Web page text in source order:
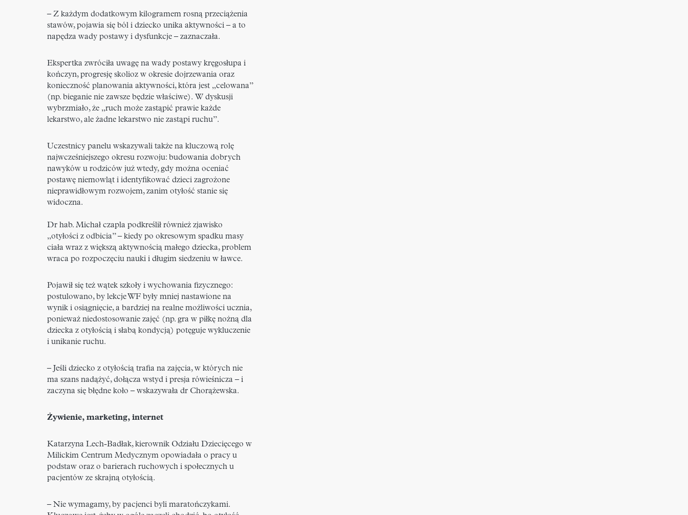
– Z każdym dodatkowym kilogramem rosną przeciążenia
stawów, pojawia się ból i dziecko unika aktywności – a to
napędza wady postawy i dysfunkcje – zaznaczała.
Ekspertka zwróciła uwagę na wady postawy kręgosłupa i
kończyn, progresję skolioz w okresie dojrzewania oraz
konieczność planowania aktywności, która jest „celowana”
(np. bieganie nie zawsze będzie właściwe). W dyskusji
wybrzmiało, że „ruch może zastąpić prawie każde
lekarstwo, ale żadne lekarstwo nie zastąpi ruchu”.
Uczestnicy panelu wskazywali także na kluczową rolę
najwcześniejszego okresu rozwoju: budowania dobrych
nawyków u rodziców już wtedy, gdy można oceniać
postawę niemowląt i identyfikować dzieci zagrożone
nieprawidłowym rozwojem, zanim otyłość stanie się
widoczna.
Dr hab. Michał czapla podkreślił również zjawisko
„otyłości z odbicia” – kiedy po okresowym spadku masy
ciała wraz z większą aktywnością małego dziecka, problem
wraca po rozpoczęciu nauki i długim siedzeniu w ławce.
Pojawił się też wątek szkoły i wychowania fizycznego:
postulowano, by lekcje WF były mniej nastawione na
wynik i osiągnięcie, a bardziej na realne możliwości ucznia,
ponieważ niedostosowanie zajęć (np. gra w piłkę nożną dla
dziecka z otyłością i słabą kondycją) potęguje wykluczenie
i unikanie ruchu.
– Jeśli dziecko z otyłością trafia na zajęcia, w których nie
ma szans nadążyć, dołącza wstyd i presja rówieśnicza – i
zaczyna się błędne koło – wskazywała dr Chorążewska.
Żywienie, marketing, internet
Katarzyna Lech-Badłak, kierownik Odziału Dziecięcego w
Milickim Centrum Medycznym opowiadała o pracy u
podstaw oraz o barierach ruchowych i społecznych u
pacjentów ze skrajną otyłością.
– Nie wymagamy, by pacjenci byli maratończykami.